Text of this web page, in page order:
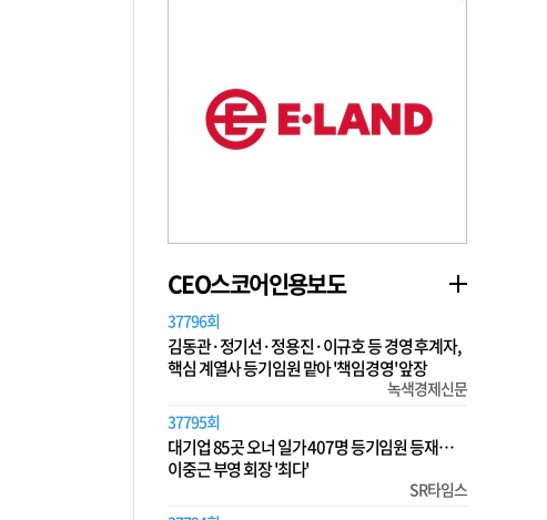
CEO스코어인용보도
37796회
김동관·정기선·정용진·이규호 등 경영 후계자,
핵심 계열사 등기임원 맡아 '책임경영' 앞장
녹색경제신문
37795회
대기업 85곳 오너 일가 407명 등기임원 등재…
이중근 부영 회장 '최다'
SR타임스